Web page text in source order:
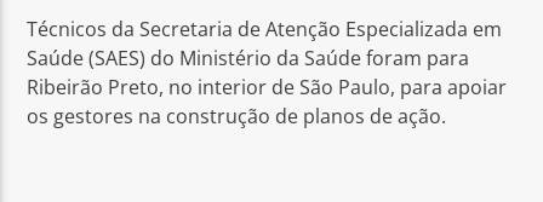
Técnicos da Secretaria de Atenção Especializada em
Saúde (SAES) do Ministério da Saúde foram para
Ribeirão Preto, no interior de São Paulo, para apoiar
os gestores na construção de planos de ação.